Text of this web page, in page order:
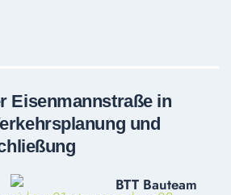
Eisenmannstraße in
und
BTT Bauteam